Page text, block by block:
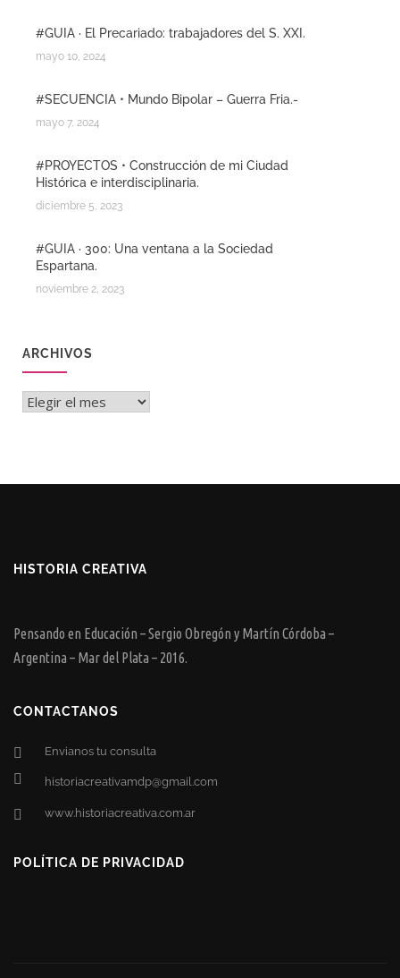
#GUIA · El Precariado: trabajadores del S. XXI.
mayo 10, 2024
#SECUENCIA • Mundo Bipolar – Guerra Fria.-
mayo 7, 2024
#PROYECTOS • Construcción de mi Ciudad
Histórica e interdisciplinaria.
diciembre 5, 2023
#GUIA · 300: Una ventana a la Sociedad
Espartana.
noviembre 2, 2023
ARCHIVOS
Archivos
HISTORIA CREATIVA
Pensando en Educación – Sergio Obregón y Martín Córdoba –
Argentina – Mar del Plata – 2016.
CONTACTANOS
Envianos tu consulta
historiacreativamdp@gmail.com
www.historiacreativa.com.ar
POLÍTICA DE PRIVACIDAD